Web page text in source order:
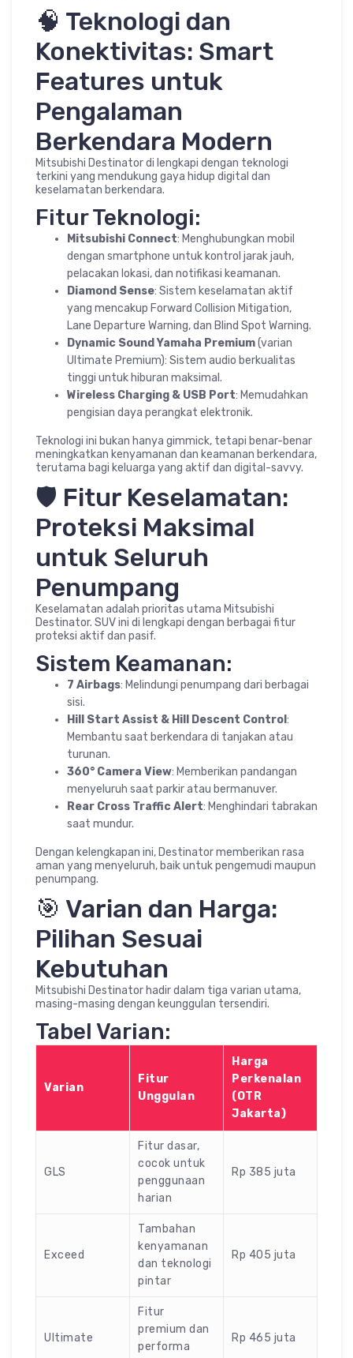
🧠 Teknologi dan
Konektivitas: Smart
Features untuk
Pengalaman
Berkendara Modern
Mitsubishi Destinator di lengkapi dengan teknologi
terkini yang mendukung gaya hidup digital dan
keselamatan berkendara.
Fitur Teknologi:
Mitsubishi Connect: Menghubungkan mobil
dengan smartphone untuk kontrol jarak jauh,
pelacakan lokasi, dan notifikasi keamanan.
Diamond Sense: Sistem keselamatan aktif
yang mencakup Forward Collision Mitigation,
Lane Departure Warning, dan Blind Spot Warning.
Dynamic Sound Yamaha Premium(varian
Ultimate Premium): Sistem audio berkualitas
tinggi untuk hiburan maksimal.
Wireless Charging & USB Port: Memudahkan
pengisian daya perangkat elektronik.
Teknologi ini bukan hanya gimmick, tetapi benar-benar
meningkatkan kenyamanan dan keamanan berkendara,
terutama bagi keluarga yang aktif dan digital-savvy.
🛡️ Fitur Keselamatan:
Proteksi Maksimal
untuk Seluruh
Penumpang
Keselamatan adalah prioritas utama Mitsubishi
Destinator. SUV ini di lengkapi dengan berbagai fitur
proteksi aktif dan pasif.
Sistem Keamanan:
7 Airbags: Melindungi penumpang dari berbagai
sisi.
Hill Start Assist & Hill Descent Control :
Membantu saat berkendara di tanjakan atau
turunan.
360° Camera View: Memberikan pandangan
menyeluruh saat parkir atau bermanuver.
Rear Cross Traffic Alert: Menghindari tabrakan
saat mundur.
Dengan kelengkapan ini, Destinator memberikan rasa
aman yang menyeluruh, baik untuk pengemudi maupun
penumpang.
🎯 Varian dan Harga:
Pilihan Sesuai
Kebutuhan
Mitsubishi Destinator hadir dalam tiga varian utama,
masing-masing dengan keunggulan tersendiri.
Tabel Varian:
Varian
Fitur
Unggulan
Harga
Perkenalan
(OTR
Jakarta)
GLS
Fitur dasar,
cocok untuk
penggunaan
harian
Rp 385 juta
Exceed
Tambahan
kenyamanan
dan teknologi
pintar
Rp 405 juta
Ultimate
Fitur
premium dan
performa
Rp 465 juta